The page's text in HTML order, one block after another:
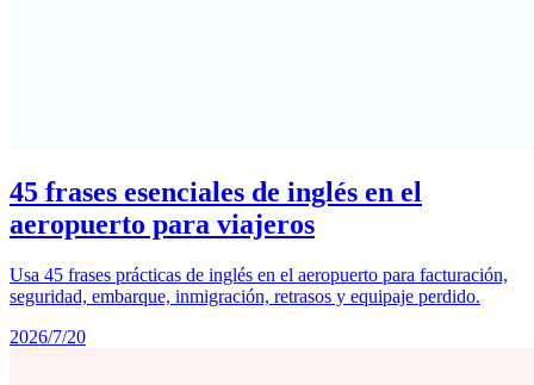
45 frases esenciales de inglés en el
aeropuerto para viajeros
Usa 45 frases prácticas de inglés en el aeropuerto para facturación,
seguridad, embarque, inmigración, retrasos y equipaje perdido.
2026/7/20